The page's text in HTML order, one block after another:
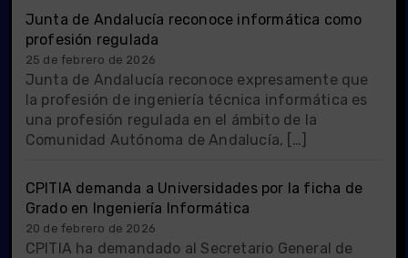
Junta de Andalucía reconoce informática como
profesión regulada
25 de febrero de 2026
Junta de Andalucía reconoce expresamente que
la profesión de ingeniería técnica informática es
una profesión regulada en el ámbito de la
Comunidad Autónoma de Andalucía, […]
CPITIA demanda a Universidades por la ficha de
Grado en Ingeniería Informática
20 de febrero de 2026
CPITIA ha demandado al Secretario General de